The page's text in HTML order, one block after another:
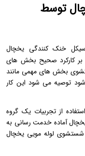
توسط
خنک کنندگی یخچال
کارکرد صحیح بخش های
بخش های مهمی مانند
توصیه می شود این کار
از تجربیات یک گروه
آماده خدمت رسانی به
لوله مویی یخچال